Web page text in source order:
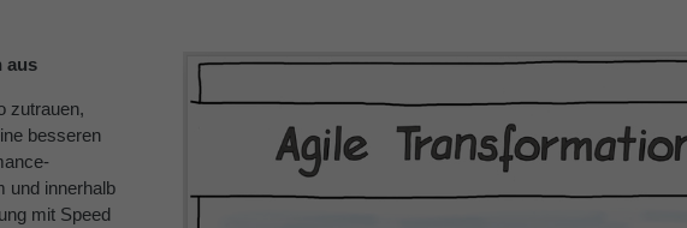
aus
zutrauen,
besseren
und innerhalb
mit Speed